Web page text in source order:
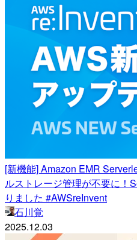
[新機能] Amazon EMR
ルストレージ管理が不要に！
りました #AWSreInvent
石川覚
2025.12.03